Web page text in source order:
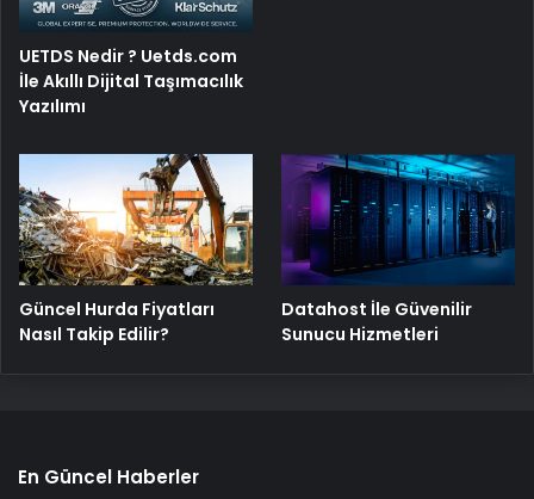
UETDS Nedir ? Uetds.com
İle Akıllı Dijital Taşımacılık
Yazılımı
Güncel Hurda Fiyatları
Nasıl Takip Edilir?
Datahost İle Güvenilir
Sunucu Hizmetleri
En Güncel Haberler